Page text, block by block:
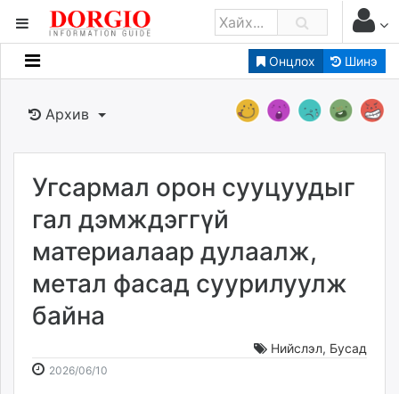
Онцлох Шинэ
Мэдээллийн
Банк санхүү
Бизнес ААН
Төрийн
Нийслэлийн
dorgio.mn
Gogo.mn
news.mn
Baabar.mn
Архив
Угсармал орон сууцуудыг
гал дэмждэггүй
материалаар дулаалж,
метал фасад суурилуулж
байна
Нийслэл, Бусад
2026/06/10